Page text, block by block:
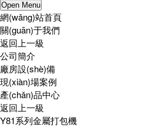
Open Menu
網(wǎng)站首頁
關(guān)于我們
返回上一級
公司簡介
廠房設(shè)備
現(xiàn)場案例
產(chǎn)品中心
返回上一級
Y81系列金屬打包機